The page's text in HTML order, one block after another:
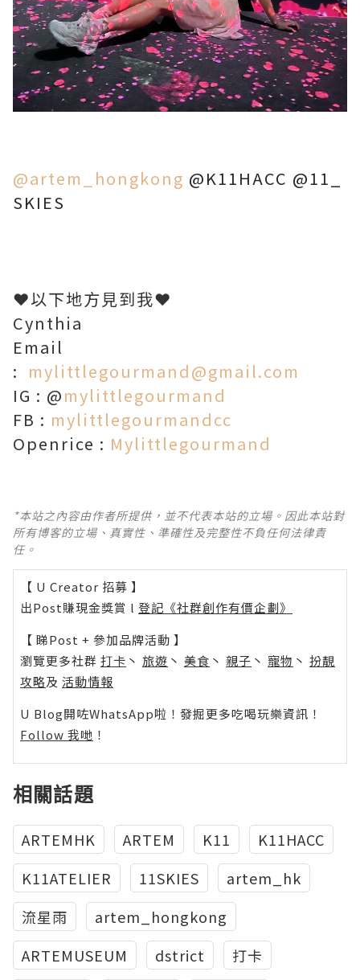
@artem_hongkong @K11HACC @11_
SKIES
❤️以下地方見到我❤️
Cynthia
Email
: mylittlegourmand@gmail.com
IG : @mylittlegourmand
FB : mylittlegourmandcc
Openrice : Mylittlegourmand
*本站之內容由作者所提供，並不代表本站的立場。因此本站對
所有博客的立場、真實性、準確性及完整性不負任何法律責
任。
【 U Creator 招募 】
出Post賺現金獎賞 l 登記《社群創作有價企劃》
【 睇Post + 參加品牌活動 】
瀏覽更多社群 打卡 丶 旅遊 丶 美食 丶 親子 丶 寵物 丶 扮靚
攻略及 活動情報
U Blog開咗WhatsApp啦！發掘更多吃喝玩樂資訊！
Follow 我哋 ！
相關話題
ARTEMHK ARTEM K11
K11HACC
K11ATELIER
11SKIES
artem_hk
流星雨
artem_hongkong
ARTEMUSEUM
dstrict
打卡